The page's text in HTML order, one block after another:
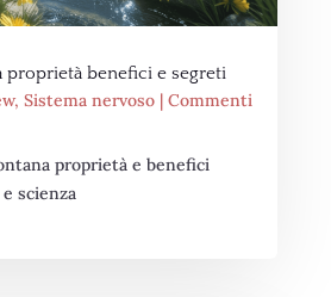
proprietà benefici e segreti
, Sistema nervoso| Commenti
proprietà e benefici
scienza